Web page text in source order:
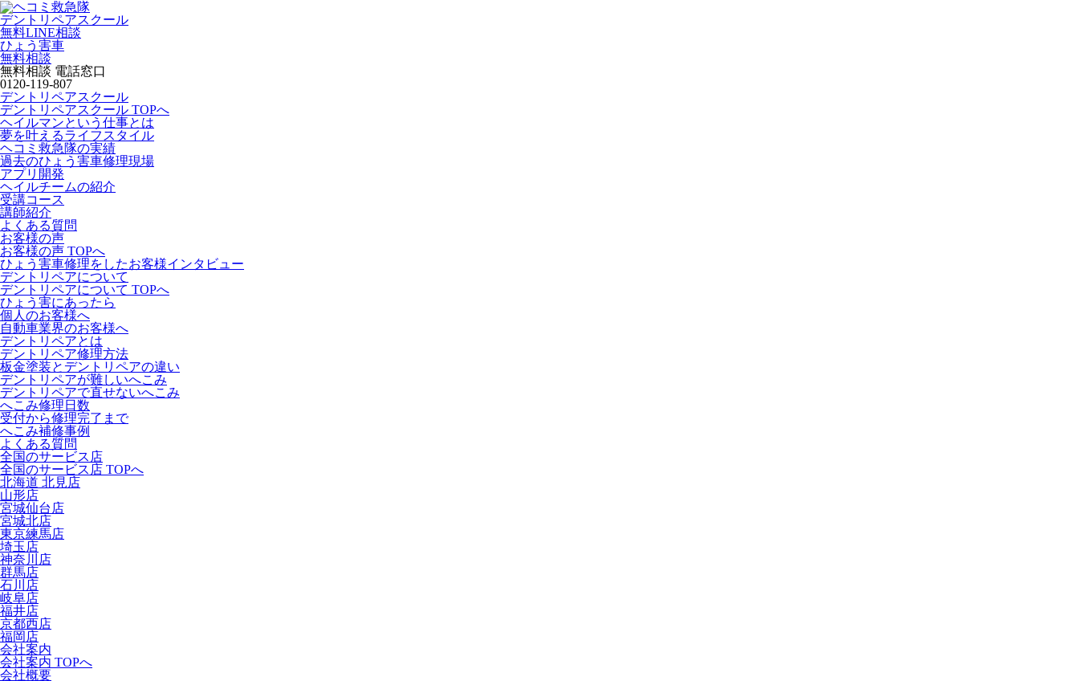
デントリペアスクール
無料LINE相談
ひょう害車
無料相談
無料相談 電話窓口
0120-119-807
デントリペアスクール
デントリペアスクール TOPへ
ヘイルマンという仕事とは
夢を叶えるライフスタイル
ヘコミ救急隊の実績
過去のひょう害車修理現場
アプリ開発
ヘイルチームの紹介
受講コース
講師紹介
よくある質問
お客様の声
お客様の声 TOPへ
ひょう害車修理をしたお客様インタビュー
デントリペアについて
デントリペアについて TOPへ
ひょう害にあったら
個人のお客様へ
自動車業界のお客様へ
デントリペアとは
デントリペア修理方法
板金塗装とデントリペアの違い
デントリペアが難しいへこみ
デントリペアで直せないへこみ
へこみ修理日数
受付から修理完了まで
へこみ補修事例
よくある質問
全国のサービス店
全国のサービス店 TOPへ
北海道 北見店
山形店
宮城仙台店
宮城北店
東京練馬店
埼玉店
神奈川店
群馬店
石川店
岐阜店
福井店
京都西店
福岡店
会社案内
会社案内 TOPへ
会社概要